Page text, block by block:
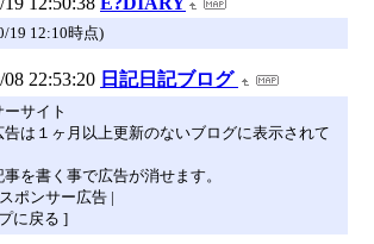
19 12:10時点)
08 22:53:20 日記日記ブログ
ーサイト
告は１ヶ月以上更新のないブログに表示されて
を書く事で広告が消せます。
ポンサー広告 |
に戻る ]